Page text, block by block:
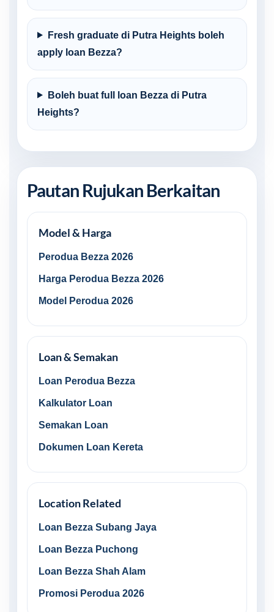
Fresh graduate di Putra Heights boleh
apply loan Bezza?
Boleh buat full loan Bezza di Putra
Heights?
Pautan Rujukan Berkaitan
Model & Harga
Perodua Bezza 2026
Harga Perodua Bezza 2026
Model Perodua 2026
Loan & Semakan
Loan Perodua Bezza
Kalkulator Loan
Semakan Loan
Dokumen Loan Kereta
Location Related
Loan Bezza Subang Jaya
Loan Bezza Puchong
Loan Bezza Shah Alam
Promosi Perodua 2026